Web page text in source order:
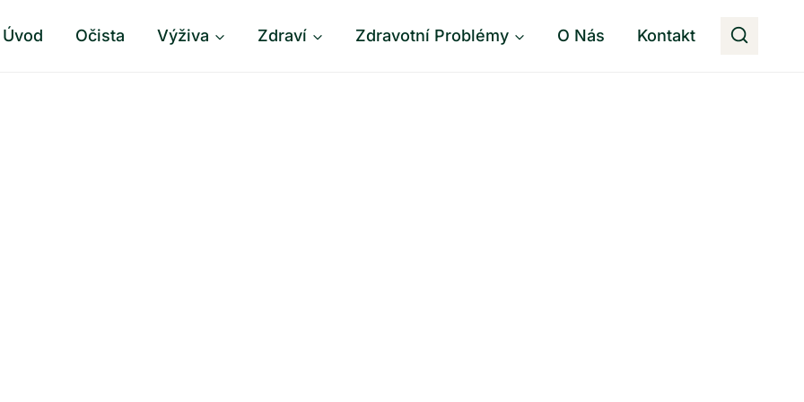
Úvod Očista Výživa Zdraví Zdravotní Problémy O Nás Kontakt